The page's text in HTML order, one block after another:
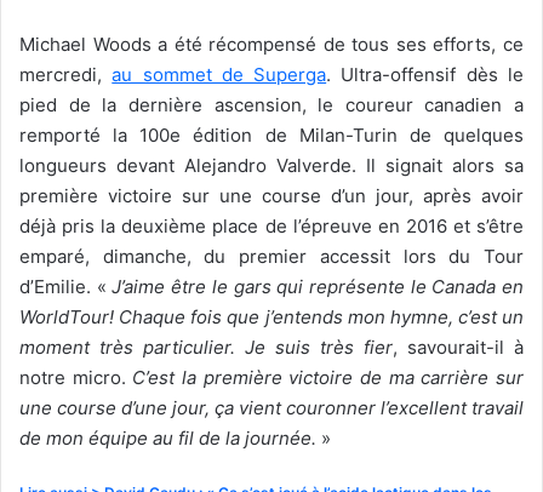
Michael Woods a été récompensé de tous ses efforts, ce
mercredi,au sommet de Superga. Ultra-offensif dès le
pied de la dernière ascension, le coureur canadien a
remporté la 100e édition de Milan-Turin de quelques
longueurs devant Alejandro Valverde. Il signait alors sa
première victoire sur une course d’un jour, après avoir
déjà pris la deuxième place de l’épreuve en 2016 et s’être
emparé, dimanche, du premier accessit lors du Tour
d’Emilie. «J’aime être le gars qui représente le Canada en
WorldTour! Chaque fois que j’entends mon hymne, c’est un
moment très particulier. Je suis très fier, savourait-il à
notre micro. C’est la première victoire de ma carrière sur
une course d’une jour, ça vient couronner l’excellent travail
de mon équipe au fil de la journée. »